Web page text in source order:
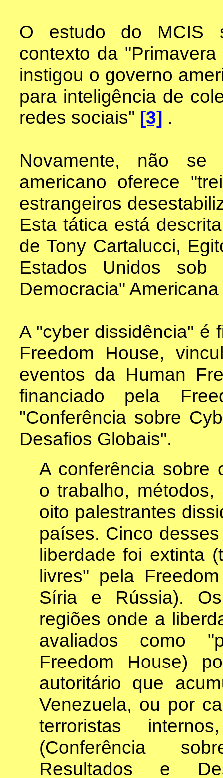
O estudo do MCIS
contexto da
instigou o governo
para inteligência de
redes sociais" [3] .
Novamente, não
americano oferece
estrangeiros
Esta tática está
de Tony Cartalucci,
Estados Unidos sob
Democracia"
A "cyber dissidência" é
Freedom House,
eventos da Human
financiado pela
"Conferência sobre
Desafios Globais".
A conferência sobre
o trabalho,
oito palestrantes
países. Cinco
liberdade foi extinta
livres" pela
Síria e Rússia).
regiões onde a
avaliados como
Freedom House)
autoritário que
Venezuela, ou por
terroristas
(Conferência
Resultados e